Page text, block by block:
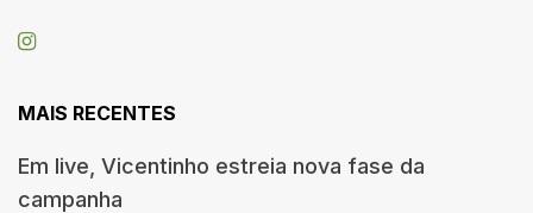
MAIS RECENTES
Em live, Vicentinho estreia nova fase da
campanha